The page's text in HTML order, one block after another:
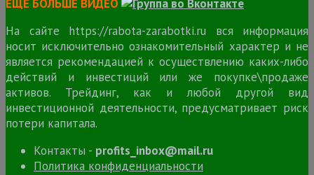
ЕЩЕ БОЛЬШЕ ВИДЕО
На сайте https://rabota-zarabotki.ru вся информация
носит исключительно ознакомительный характер и не
является рекомендацией к осуществлению каких-либо
действий и инвестиций или же покупке\продаже
активов. Трейдинг, как и любой другой вид
инвестиционной деятельности, предусматривает риск
потери капитала.
Контакты - profits_inbox@mail.ru
Политика конфиденциальности